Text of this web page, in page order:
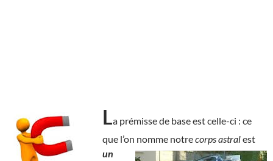
La prémisse de base est celle-ci : ce
que l’on nomme notrecorps astralest
un